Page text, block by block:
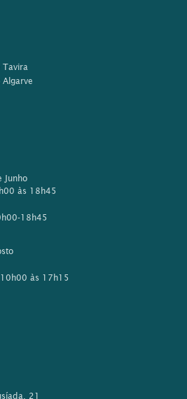
Tavira
Junho
às 18h45
18h45
às 17h15
21